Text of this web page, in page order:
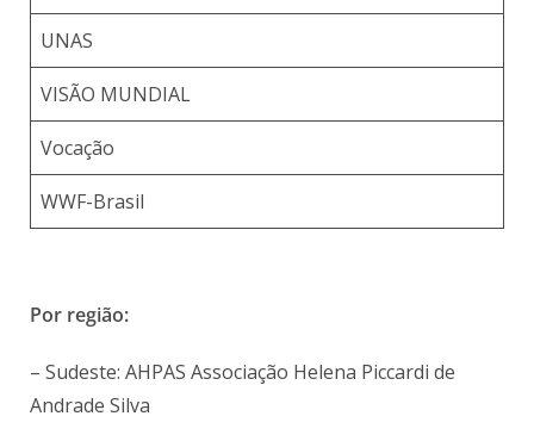
UNAS
VISÃO MUNDIAL
Vocação
WWF-Brasil
Por região:
– Sudeste: AHPAS Associação Helena Piccardi de
Andrade Silva